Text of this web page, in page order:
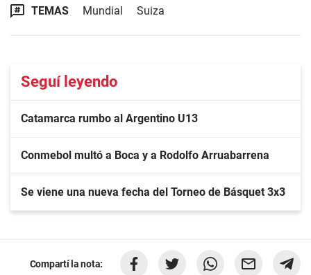
TEMAS Mundial Suiza
Seguí leyendo
Catamarca rumbo al Argentino U13
Conmebol multó a Boca y a Rodolfo Arruabarrena
Se viene una nueva fecha del Torneo de Básquet 3x3
Compartí la nota: